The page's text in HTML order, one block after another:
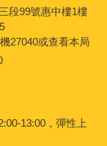
段99號惠中樓1樓
27040或查看本局
13:00，彈性上